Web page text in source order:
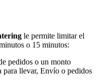
le permite limitar el
o 15 minutos:
pedidos o un monto
para llevar, Envío o pedidos